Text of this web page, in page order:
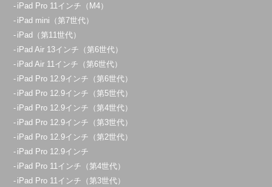
iPad Pro 11インチ（M4）
iPad mini（第7世代）
iPad（第11世代）
iPad Air 13インチ（第6世代）
iPad Air 11インチ（第6世代）
iPad Pro 12.9インチ（第6世代）
iPad Pro 12.9インチ（第5世代）
iPad Pro 12.9インチ（第4世代）
iPad Pro 12.9インチ（第3世代）
iPad Pro 12.9インチ（第2世代）
iPad Pro 12.9インチ
iPad Pro 11インチ（第4世代）
iPad Pro 11インチ（第3世代）